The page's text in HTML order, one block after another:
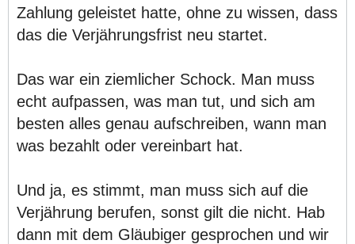
Zahlung geleistet hatte, ohne zu wissen, dass
das die Verjährungsfrist neu startet.
Das war ein ziemlicher Schock. Man muss
echt aufpassen, was man tut, und sich am
besten alles genau aufschreiben, wann man
was bezahlt oder vereinbart hat.
Und ja, es stimmt, man muss sich auf die
Verjährung berufen, sonst gilt die nicht. Hab
dann mit dem Gläubiger gesprochen und wir